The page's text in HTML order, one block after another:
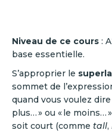
Niveau de ce cours :
base essentielle.
S’approprier le
sommet de
quand vous voulez
plus… » ou « le moins…
soit court (comme tall,